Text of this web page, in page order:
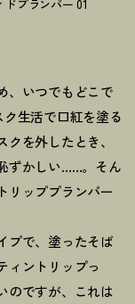
プランパー 01
、いつでもどこで
生活で口紅を塗る
を外したとき、
ずかしい……。そん
リッププランパー
プで、塗ったそば
ィントリップっ
のですが、これは